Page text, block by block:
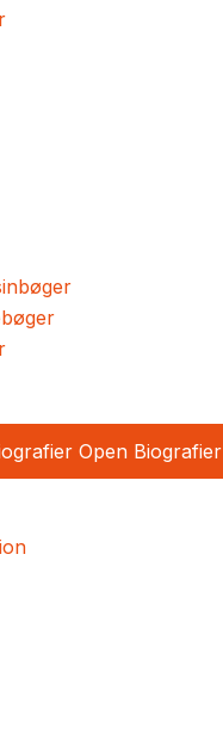
Open Biografier